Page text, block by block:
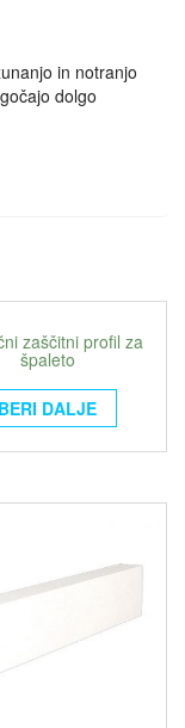
in notranjo
dolgo
zaščitni profil za
špaleto
BERI DALJE